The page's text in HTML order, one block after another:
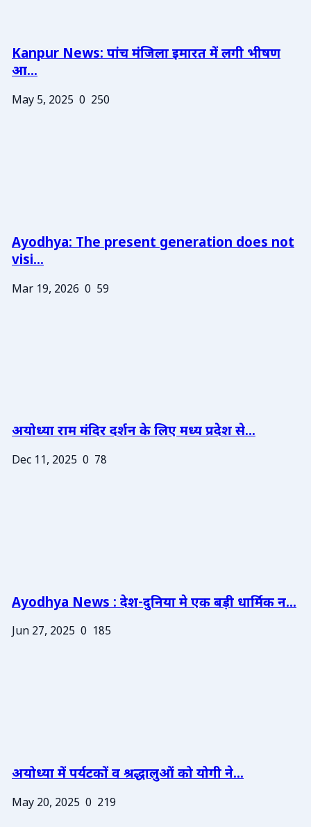
Kanpur News: पांच मंजिला इमारत में लगी भीषण
आ...
May 5, 2025 0 250
Ayodhya: The present generation does not
visi...
Mar 19, 2026 0 59
अयोध्या राम मंदिर दर्शन के लिए मध्य प्रदेश से...
Dec 11, 2025 0 78
Ayodhya News : देश-दुनिया मे एक बड़ी धार्मिक न...
Jun 27, 2025 0 185
अयोध्या में पर्यटकों व श्रद्धालुओं को योगी ने...
May 20, 2025 0 219